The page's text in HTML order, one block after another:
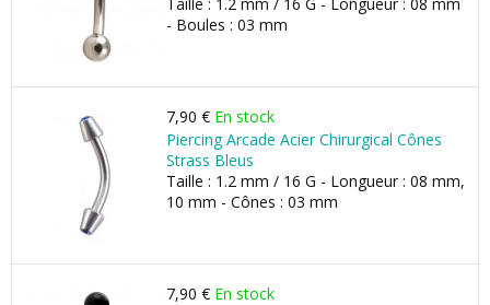
- Boules : 03 mm
7,90 € En stock
Piercing Arcade Acier Chirurgical Cônes
Strass Bleus
Taille : 1.2 mm / 16 G - Longueur : 08 mm,
10 mm - Cônes : 03 mm
7,90 € En stock